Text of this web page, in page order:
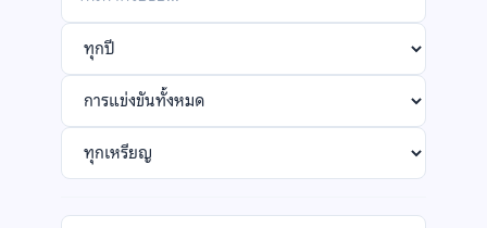
by
name
Filter
by
year
Filter
by
competition
Filter
by
medal